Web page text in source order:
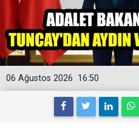
16:50
06 Ağustos 2026